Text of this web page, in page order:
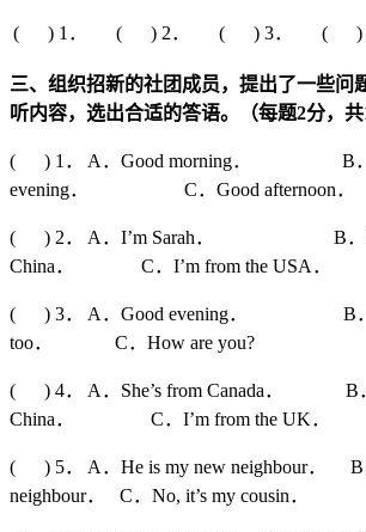
( ) 1． ( ) 2． ( ) 3． ( )
三、组织招新的社团成员，提出了一些问
听内容，选出合适的答语。（每题2分，共
( ) 1． A．Good morning． B．
evening． C．Good afternoon．
( ) 2． A．I’m Sarah． B．
China． C．I’m from the USA．
( ) 3． A．Good evening． B．
too． C．How are you?
( ) 4． A．She’s from Canada． B．
China． C．I’m from the UK．
( ) 5． A．He is my new neighbour． B
neighbour． C．No, it’s my cousin．